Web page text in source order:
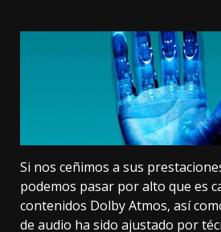
Si nos ceñimos a sus
podemos pasar por alto que es
contenidos Dolby Atmos, así
de audio ha sido ajustado por